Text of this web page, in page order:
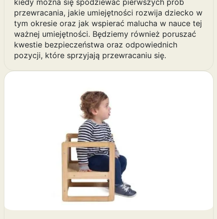
kiedy można się spodziewać pierwszych prób
przewracania, jakie umiejętności rozwija dziecko w
tym okresie oraz jak wspierać malucha w nauce tej
ważnej umiejętności. Będziemy również poruszać
kwestie bezpieczeństwa oraz odpowiednich
pozycji, które sprzyjają przewracaniu się.